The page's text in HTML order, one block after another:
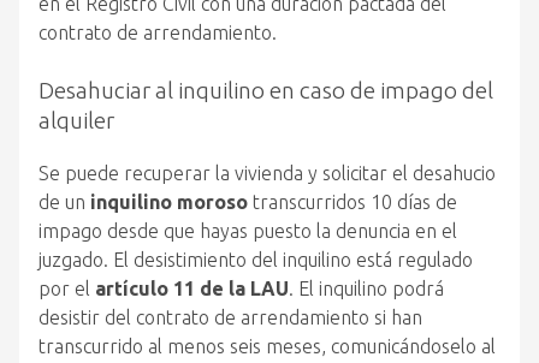
contrato de arrendamiento.
Desahuciar al inquilino en caso de impago del
alquiler
Se puede recuperar la vivienda y solicitar el desahucio
de un inquilino moroso transcurridos 10 días de
impago desde que hayas puesto la denuncia en el
juzgado. El desistimiento del inquilino está regulado
por el artículo 11 de la LAU. El inquilino podrá
desistir del contrato de arrendamiento si han
transcurrido al menos seis meses, comunicándoselo al